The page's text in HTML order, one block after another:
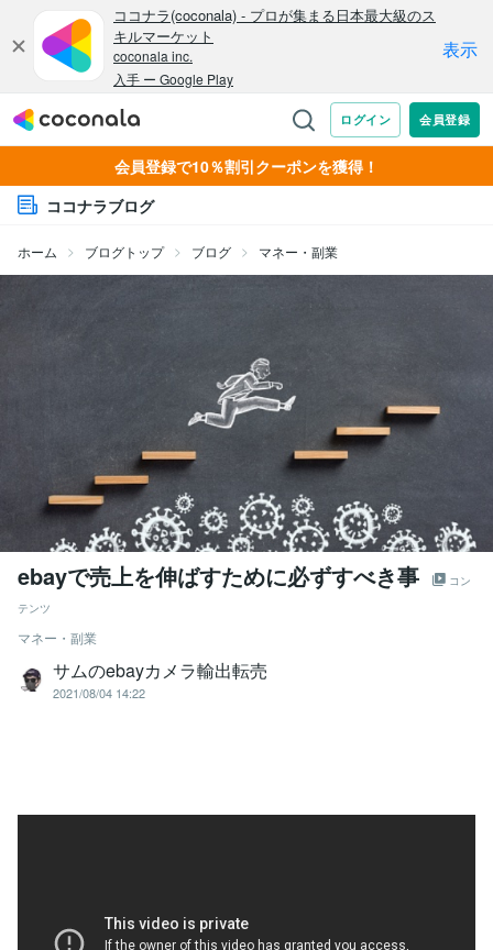
会員登録で10％割引クーポンを獲得！
ココナラブログ
ホーム ブログトップ ブログ マネー・副業
ebayで売上を伸ばすために必ずすべき事
コン
テンツ
マネー・副業
サムのebayカメラ輸出転売
2021/08/04 14:22